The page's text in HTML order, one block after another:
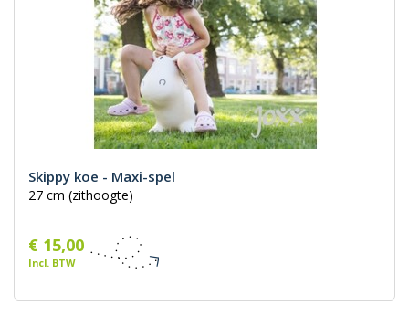
Skippy koe - Maxi-spel
27 cm (zithoogte)
€ 15,00
Incl. BTW